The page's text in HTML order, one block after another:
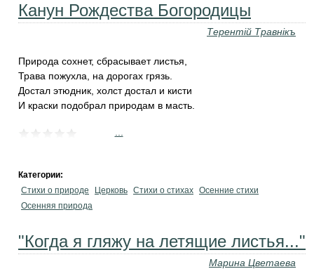
Канун Рождества Богородицы
Терентiй Травнiкъ
Природа сохнет, сбрасывает листья,
Трава пожухла, на дорогах грязь.
Достал этюдник, холст достал и кисти
И краски подобрал природам в масть.
Категории:
Стихи о природе
Церковь Стихи о стихах Осенние стихи
Осенняя природа
"Когда я гляжу на летящие листья..."
Марина Цветаева